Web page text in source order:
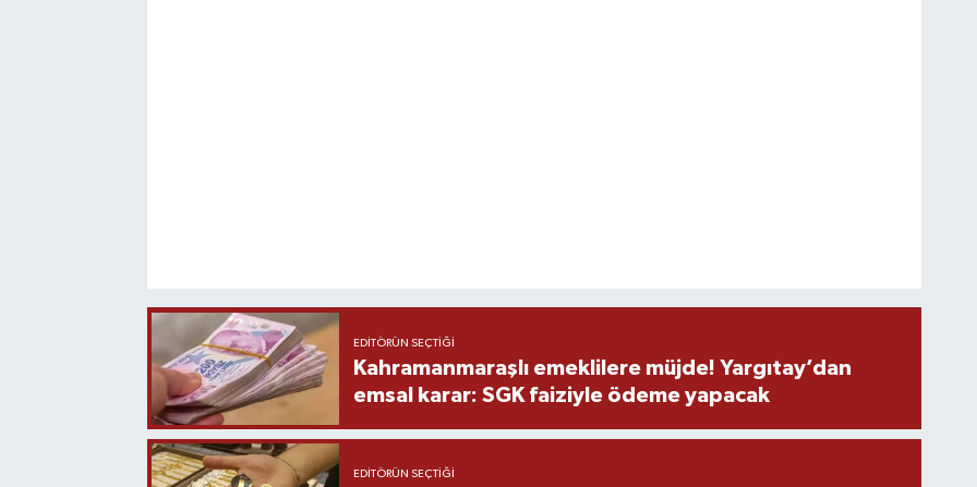
EDITÖRÜN SEÇTIĞI
Kahramanmaraşlı emeklilere müjde! Yargıtay’dan
emsal karar: SGK faiziyle ödeme yapacak
EDITÖRÜN SEÇTIĞI